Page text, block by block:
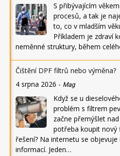
S přibývajícím
procesů, a tak je
to, co v mladším
Příkladem je zdraví
neměnné struktury, během
Čištění DPF filtrů nebo výměna?
4 srpna 2026 - Mag
Když se u
problém s filtrem
začne přemýšlet
potřeba koupit nový
řešení? Na internetu se
informací. Jeden…